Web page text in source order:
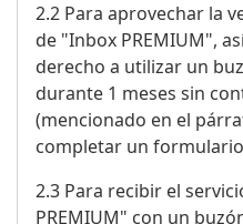
2.2 Para aprovechar la
de "Inbox PREMIUM",
derecho a utilizar un
durante 1 meses sin
(mencionado en el
completar un
2.3 Para recibir el
PREMIUM" con un